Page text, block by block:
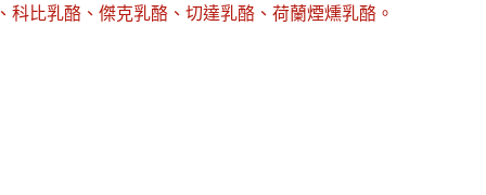
比乳酪、傑克乳酪、切達乳酪、荷蘭煙燻乳酪。